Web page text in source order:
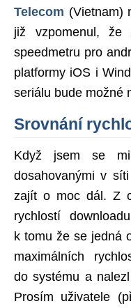
Telecom (Vietnam)
již vzpomenul, že
speedmetru pro
platformy iOS i
seriálu bude možné
Srovnání
Když jsem se
dosahovanými v
zajít o moc dál. Z
rychlostí
k tomu že se jedná
maximálních
do systému a
Prosím uživatele